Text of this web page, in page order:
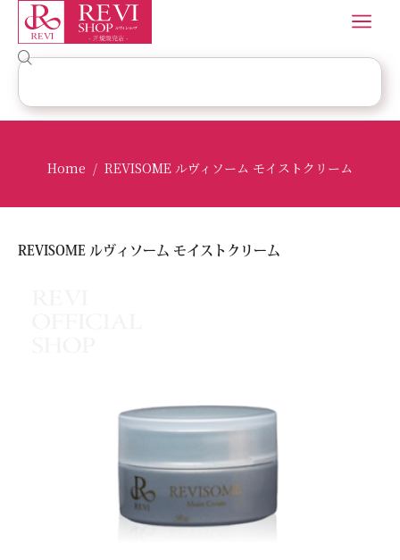
Home / REVISOME ルヴィソーム モイストクリーム
REVISOME ルヴィソーム モイストクリーム